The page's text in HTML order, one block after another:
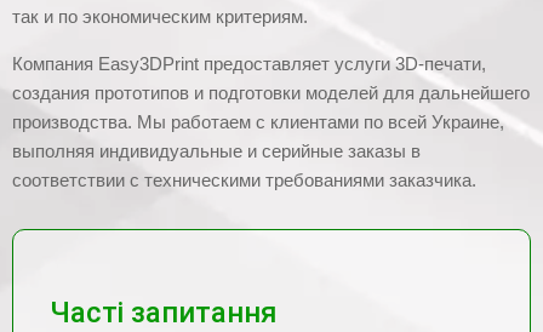
так и по экономическим критериям.
Компания Easy3DPrint предоставляет услуги 3D-печати,
создания прототипов и подготовки моделей для дальнейшего
производства. Мы работаем с клиентами по всей Украине,
выполняя индивидуальные и серийные заказы в
соответствии с техническими требованиями заказчика.
Часті запитання